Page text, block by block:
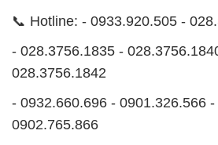
📞 Hotline: - 0933.920.505 -
- 028.3756.1835 -
028.3756.1842
- 0932.660.696 - 0901.326.566
0902.765.866